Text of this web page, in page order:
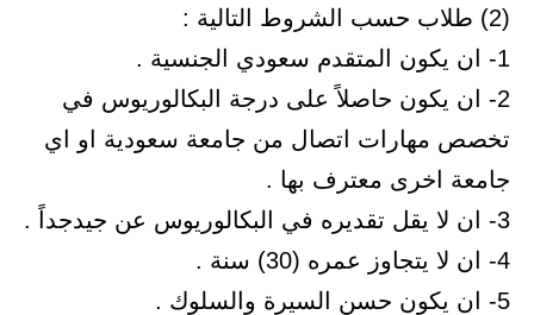
(2) طلاب حسب الشروط التالية :
1- ان يكون المتقدم سعودي الجنسية .
2- ان يكون حاصلاً على درجة البكالوريوس في
تخصص مهارات اتصال من جامعة سعودية او اي
جامعة اخرى معترف بها .
3- ان لا يقل تقديره في البكالوريوس عن جيدجداً .
4- ان لا يتجاوز عمره (30) سنة .
5- ان يكون حسن السيرة والسلوك .